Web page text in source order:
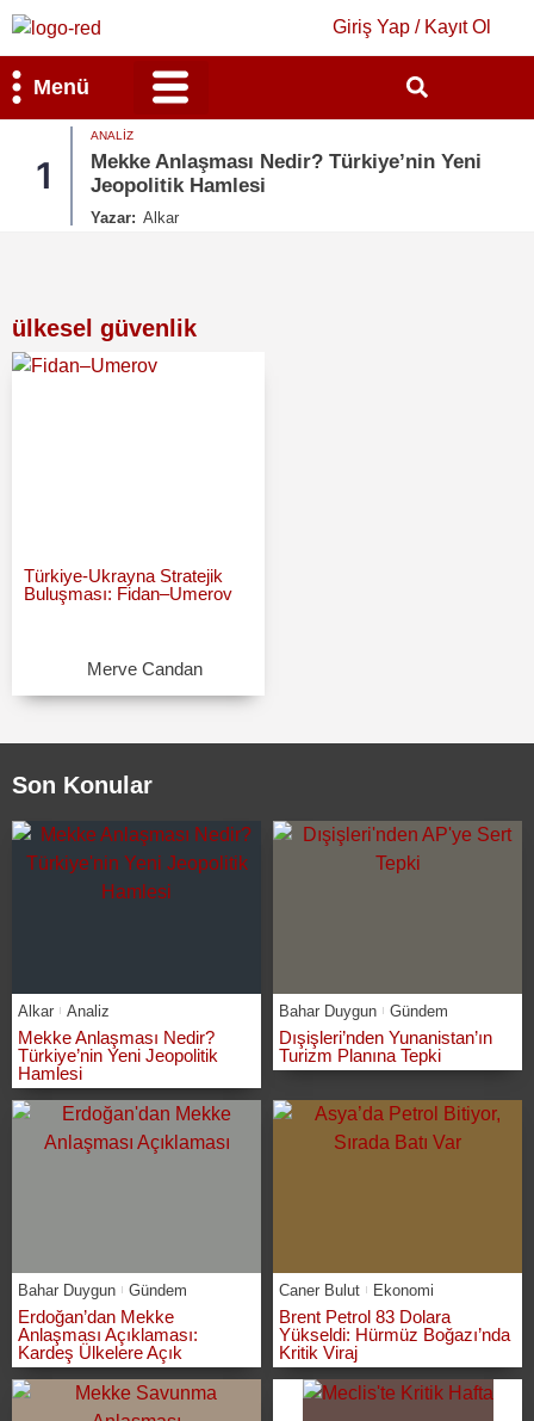
Giriş Yap / Kayıt Ol
Menü
1
ANALIZ
Mekke Anlaşması Nedir? Türkiye’nin Yeni
Jeopolitik Hamlesi
Yazar: Alkar
ülkesel güvenlik
Türkiye-Ukrayna Stratejik
Buluşması: Fidan–Umerov
Merve Candan
Son Konular
Alkar Analiz
Mekke Anlaşması Nedir?
Türkiye’nin Yeni Jeopolitik
Hamlesi
Bahar Duygun Gündem
Dışişleri’nden Yunanistan’ın
Turizm Planına Tepki
Bahar Duygun Gündem
Erdoğan’dan Mekke
Anlaşması Açıklaması:
Kardeş Ülkelere Açık
Caner Bulut Ekonomi
Brent Petrol 83 Dolara
Yükseldi: Hürmüz Boğazı’nda
Kritik Viraj